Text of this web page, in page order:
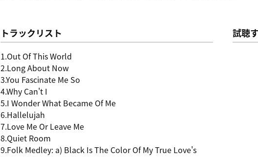
トラックリスト
1.Out Of This World
2.Long About Now
3.You Fascinate Me So
4.Why Can't I
5.I Wonder What Became Of Me
6.Hallelujah
7.Love Me Or Leave Me
8.Quiet Room
9.Folk Medley: a) Black Is The Color Of My True Love's
試聴